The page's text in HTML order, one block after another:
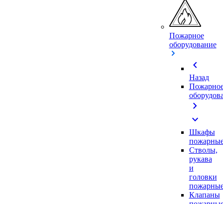
Пожарное
оборудование
chevron_left
Назад
chevron_right
expand_more
Шкафы
Стволы,
рукава
и
головки
Клапаны